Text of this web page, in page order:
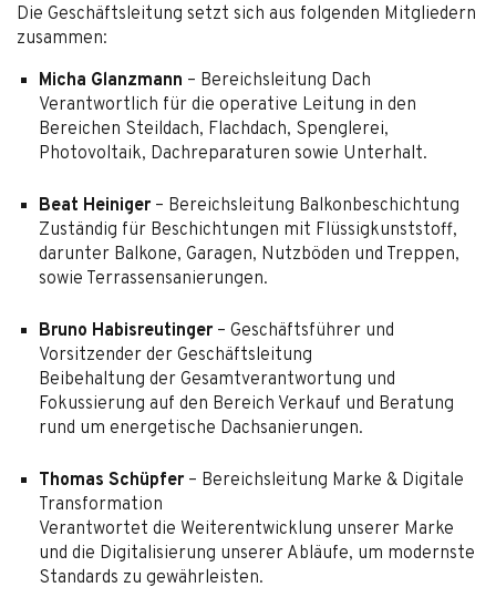
Die Geschäftsleitung setzt sich aus folgenden Mitgliedern
zusammen:
Micha Glanzmann – Bereichsleitung Dach
Verantwortlich für die operative Leitung in den
Bereichen Steildach, Flachdach, Spenglerei,
Photovoltaik, Dachreparaturen sowie Unterhalt.
Beat Heiniger – Bereichsleitung Balkonbeschichtung
Zuständig für Beschichtungen mit Flüssigkunststoff,
darunter Balkone, Garagen, Nutzböden und Treppen,
sowie Terrassensanierungen.
Bruno Habisreutinger – Geschäftsführer und
Vorsitzender der Geschäftsleitung
Beibehaltung der Gesamtverantwortung und
Fokussierung auf den Bereich Verkauf und Beratung
rund um energetische Dachsanierungen.
Thomas Schüpfer – Bereichsleitung Marke & Digitale
Transformation
Verantwortet die Weiterentwicklung unserer Marke
und die Digitalisierung unserer Abläufe, um modernste
Standards zu gewährleisten.